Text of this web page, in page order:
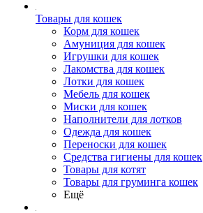
Товары для кошек
Корм для кошек
Амуниция для кошек
Игрушки для кошек
Лакомства для кошек
Лотки для кошек
Мебель для кошек
Миски для кошек
Наполнители для лотков
Одежда для кошек
Переноски для кошек
Средства гигиены для кошек
Товары для котят
Товары для груминга кошек
Ещё